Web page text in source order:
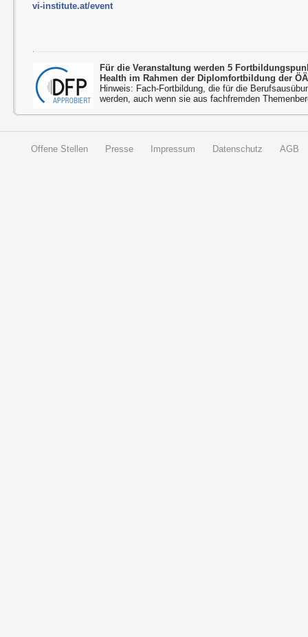
vi-institute.at/event
Für die Veranstaltung werden 5
Health im Rahmen der Diplomfortbildung der
Hinweis: Fach-Fortbildung, die für die
werden, auch wenn sie aus fachfremden
Offene Stellen Presse Impressum Datenschutz AGB